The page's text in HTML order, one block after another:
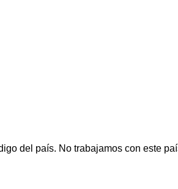
del país. No trabajamos con este